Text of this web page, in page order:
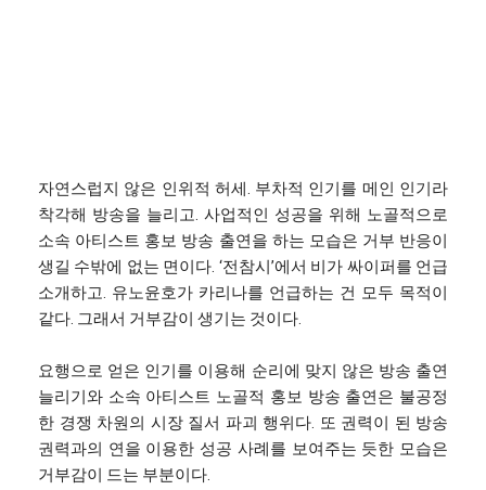
자연스럽지 않은 인위적 허세. 부차적 인기를 메인 인기라
착각해 방송을 늘리고. 사업적인 성공을 위해 노골적으로
소속 아티스트 홍보 방송 출연을 하는 모습은 거부 반응이
생길 수밖에 없는 면이다. ‘전참시’에서 비가 싸이퍼를 언급
소개하고. 유노윤호가 카리나를 언급하는 건 모두 목적이
같다. 그래서 거부감이 생기는 것이다.
요행으로 얻은 인기를 이용해 순리에 맞지 않은 방송 출연
늘리기와 소속 아티스트 노골적 홍보 방송 출연은 불공정
한 경쟁 차원의 시장 질서 파괴 행위다. 또 권력이 된 방송
권력과의 연을 이용한 성공 사례를 보여주는 듯한 모습은
거부감이 드는 부분이다.